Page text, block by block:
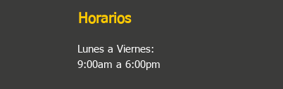
Horarios
Lunes a Viernes:
9:00am a 6:00pm